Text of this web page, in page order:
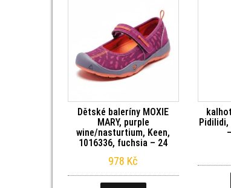
Dětské baleríny MOXIE
MARY, purple
wine/nasturtium, Keen,
1016336, fuchsia – 24
978 Kč
Pidilidi,